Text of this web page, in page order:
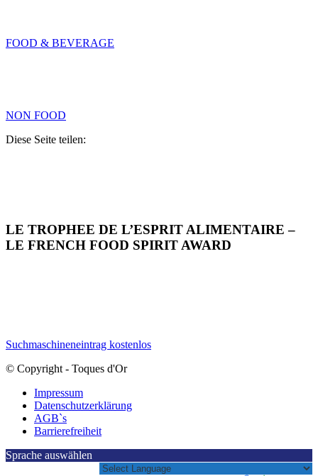
FOOD & BEVERAGE
NON FOOD
Diese Seite teilen:
LE TROPHEE DE L’ESPRIT ALIMENTAIRE –
LE FRENCH FOOD SPIRIT AWARD
Suchmaschineneintrag kostenlos
© Copyright - Toques d'Or
Impressum
Datenschutzerklärung
AGB`s
Barrierefreiheit
Sprache auswählen